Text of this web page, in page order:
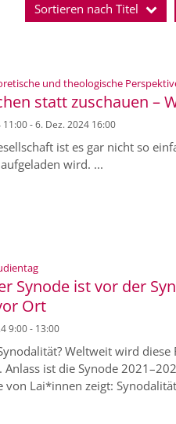
Sortieren nach Titel
und theologische
statt zuschauen –
11:00 - 6. Dez. 2024 16:00
ist es gar nicht so
wird. ...
:
Synode ist vor der
Ort
9:00 - 13:00
Weltweit wird
Anlass ist die Synode
von Lai*innen zeigt: